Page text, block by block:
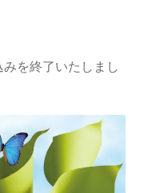
を終了いたしまし